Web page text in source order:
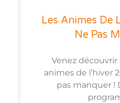
Les Animes De
Ne Pas
Venez
animes de l’hiver
pas manquer !